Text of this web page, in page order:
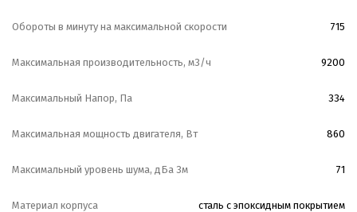
Обороты в минуту на максимальной скорости 715
Максимальная производительность, м3/ч 9200
Максимальный Напор, Па 334
Максимальная мощность двигателя, Вт 860
Максимальный уровень шума, дБа 3м 71
Материал корпуса сталь с эпоксидным покрытием